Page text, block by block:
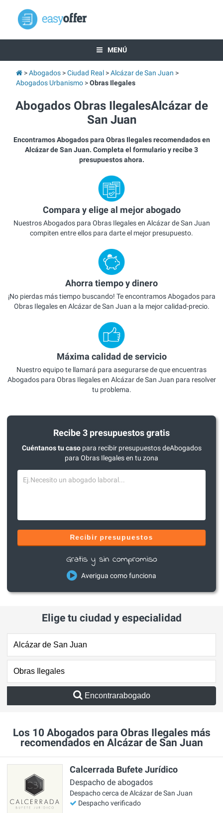
MENÚ
Abogados Ciudad Real
Alcázar de San Juan
Abogados Urbanismo
Obras Ilegales
Abogados Obras IlegalesAlcázar de
San Juan
Encontramos Abogados para Obras Ilegales recomendados en
Alcázar de San Juan. Completa el formulario y recibe 3
presupuestos ahora.
Compara y elige al mejor abogado
Nuestros Abogados para Obras Ilegales en Alcázar de San Juan
compiten entre ellos para darte el mejor presupuesto.
Ahorra tiempo y dinero
¡No pierdas más tiempo buscando! Te encontramos Abogados para
Obras Ilegales en Alcázar de San Juan a la mejor calidad-precio.
Máxima calidad de servicio
Nuestro equipo te llamará para asegurarse de que encuentras
Abogados para Obras Ilegales en Alcázar de San Juan para resolver
tu problema.
Recibe 3 presupuestos gratis
Cuéntanos tu casopara recibir presupuestos deAbogados
para Obras Ilegales en tu zona
Recibir presupuestos
Gratis y sin compromiso
Averigua como funciona
Elige tu ciudad y especialidad
Encontrarabogado
Los 10 Abogados para Obras Ilegales más
recomendados en Alcázar de San Juan
Calcerrada Bufete Jurídico
Despacho de abogados
Despacho cerca de Alcázar de San Juan
Despacho verificado